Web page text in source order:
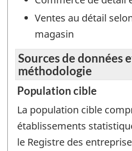
Ventes au détail
magasin
Sources de données
méthodologie
Population cible
La population cible
établissements
le Registre des